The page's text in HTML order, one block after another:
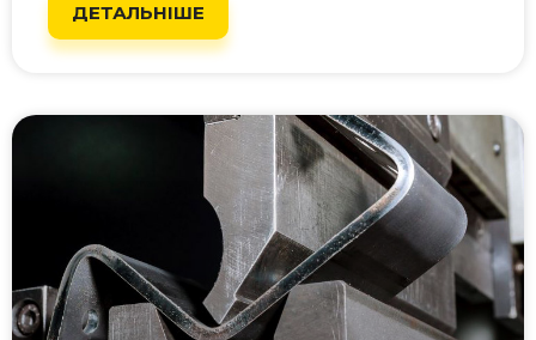
ДЕТАЛЬНІШЕ